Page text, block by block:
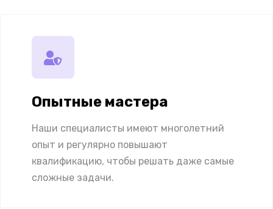
Опытные мастера
Наши специалисты имеют многолетний
опыт и регулярно повышают
квалификацию, чтобы решать даже самые
сложные задачи.